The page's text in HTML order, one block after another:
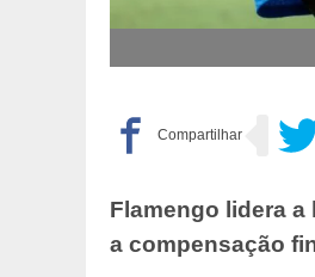
Flamengo lidera
a compensação